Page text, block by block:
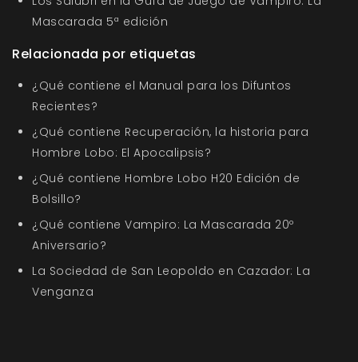
Mascarada 5ª edición
Relacionada por etiquetas
¿Qué contiene el Manual para los Difuntos
Recientes?
¿Qué contiene Recuperación, la historia para
Hombre Lobo: El Apocalipsis?
¿Qué contiene Hombre Lobo H20 Edición de
Bolsillo?
¿Qué contiene Vampiro: La Mascarada 20º
Aniversario?
La Sociedad de San Leopoldo en Cazador: La
Venganza